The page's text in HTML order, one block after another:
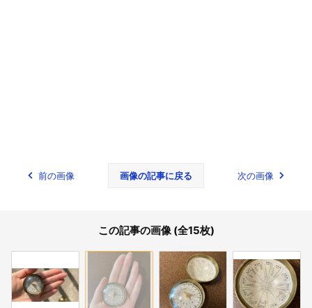
前の画像 画像の記事に戻る 次の画像
この記事の画像 (全15枚)